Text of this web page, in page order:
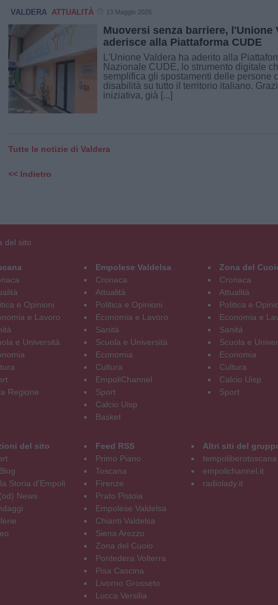
VALDERA ATTUALITÀ 13 Maggio 2026
Muoversi senza barriere, l'Unione
aderisce alla Piattaforma CUDE
L'Unione Valdera ha aderito alla
Nazionale CUDE, lo strumento digitale
semplifica gli spostamenti delle persone
disabilità su tutto il territorio italiano.
iniziativa, già [...]
Tutte le notizie di Valdera
<< Indietro
del sito
e Opinioni
e Lavoro
e Università
Regione
Empolese Valdelsa
Cronaca
Attualità
Politica e Opinioni
Economia e Lavoro
Sanità
Scuola e Università
Economia
Cultura
EmpoliChannel
Sport
Calcio Uisp
Basket
Zona del
Cronaca
Attualità
Politica e
Economia e
Sanità
Scuola e
Economia
Cultura
Calcio Uisp
Sport
del sito
Storia d'Empoli
News
Feed RSS
Primo Piano
Toscana
Firenze
Prato Pistoia
Empolese Valdelsa
Chianti Valdelsa
Siena Arezzo
Zona del Cuoio
Pontedera Volterra
Pisa Cascina
Livorno Grosseto
Lucca Versilia
Altri siti del
empolichannel.it
radiolady.it